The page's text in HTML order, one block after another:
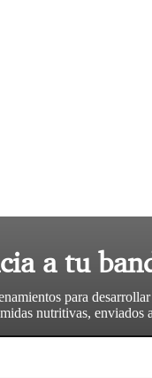
a tu
para
nutritivas, enviados